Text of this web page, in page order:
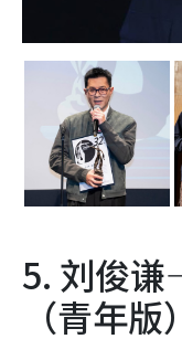
5. 刘俊
（青年版）